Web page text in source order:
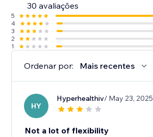
30 avaliações
5
4
3
2
1
Ordenar por: Mais recentes
HY
Hyperhealthiv/ May 23, 2025
Not a lot of flexibility